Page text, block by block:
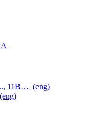
11B… (eng)
(eng)